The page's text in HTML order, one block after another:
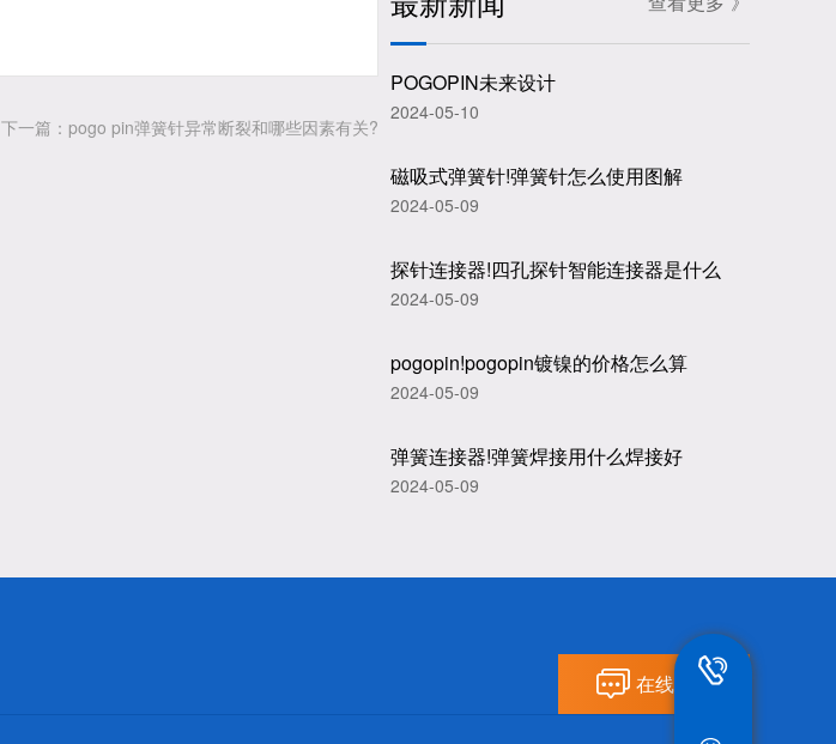
下一篇：pogo pin弹簧针异常断裂和哪些因素有关?
POGOPIN未来设计
2024-05-10
磁吸式弹簧针!弹簧针怎么使用图解
2024-05-09
探针连接器!四孔探针智能连接器是什么
2024-05-09
pogopin!pogopin镀镍的价格怎么算
2024-05-09
弹簧连接器!弹簧焊接用什么焊接好
2024-05-09
在线留言13802292836（